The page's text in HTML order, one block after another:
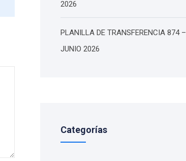
2026
PLANILLA DE TRANSFERENCIA 874 –
JUNIO 2026
Categorías